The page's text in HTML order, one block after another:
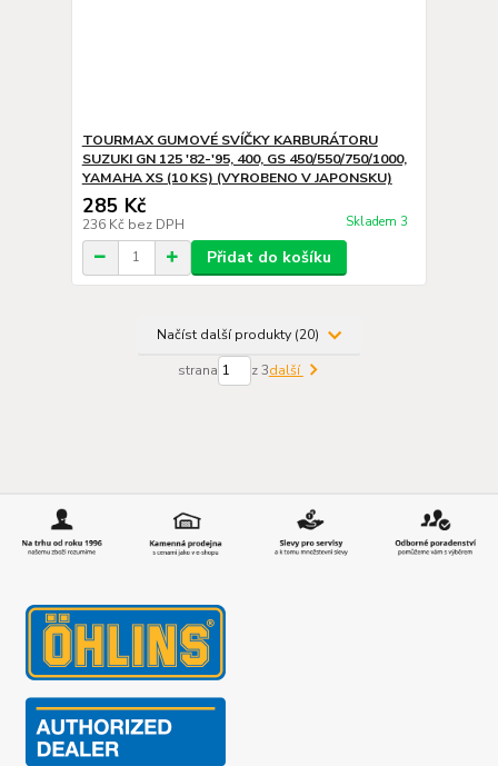
TOURMAX GUMOVÉ SVÍČKY KARBURÁTORU
SUZUKI GN 125 '82-'95, 400, GS 450/550/750/1000,
YAMAHA XS (10 KS) (VYROBENO V JAPONSKU)
285 Kč
236 Kč bez DPH Skladem 3
Přidat do košíku
Načíst další produkty (20)
strana z 3další